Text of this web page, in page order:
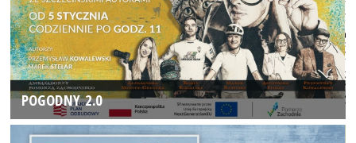
POGODNY 2.0